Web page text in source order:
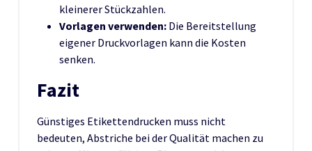
kleinerer Stückzahlen.
Vorlagen verwenden: Die Bereitstellung
eigener Druckvorlagen kann die Kosten
senken.
Fazit
Günstiges Etikettendrucken muss nicht
bedeuten, Abstriche bei der Qualität machen zu